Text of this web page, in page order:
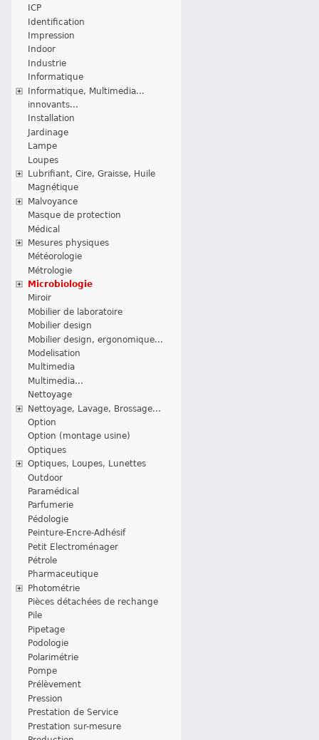
ICP
Identification
Impression
Indoor
Industrie
Informatique
Informatique, Multimedia...
innovants...
Installation
Jardinage
Lampe
Loupes
Lubrifiant, Cire, Graisse, Huile
Magnétique
Malvoyance
Masque de protection
Médical
Mesures physiques
Météorologie
Métrologie
Microbiologie
Miroir
Mobilier de laboratoire
Mobilier design
Mobilier design, ergonomique...
Modelisation
Multimedia
Multimedia...
Nettoyage
Nettoyage, Lavage, Brossage...
Option
Option (montage usine)
Optiques
Optiques, Loupes, Lunettes
Outdoor
Paramédical
Parfumerie
Pédologie
Peinture-Encre-Adhésif
Petit Electroménager
Pétrole
Pharmaceutique
Photométrie
Pièces détachées de rechange
Pile
Pipetage
Podologie
Polarimétrie
Pompe
Prélèvement
Pression
Prestation de Service
Prestation sur-mesure